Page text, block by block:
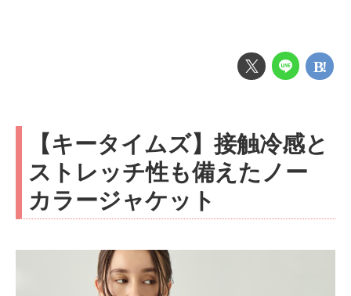
【キータイムズ】接触冷感と
ストレッチ性も備えたノー
カラージャケット